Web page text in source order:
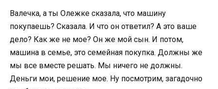
Валечка, а ты Олежке сказала, что машину
покупаешь? Сказала. И что он ответил? А это ваше
дело? Как же не мое? Он же мой сын. И потом,
машина в семье, это семейная покупка. Должны же
мы все вместе решать. Мы ничего не должны.
Деньги мои, решение мое. Ну посмотрим, загадочно